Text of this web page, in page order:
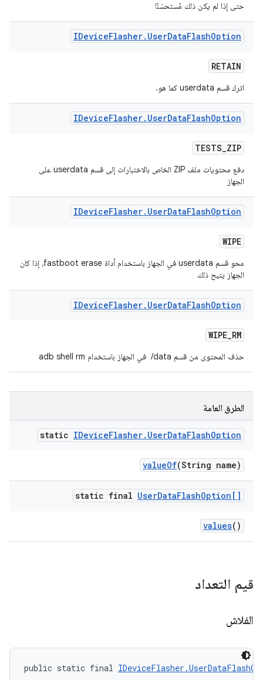
حتى إذا لم يكن ذلك مُستحسَنًا
IDeviceFlasher. UserDataFlashOption
RETAIN
اترك قسم userdata كما هو.
IDeviceFlasher. UserDataFlashOption
TESTS_ZIP
دفع محتويات ملف ZIP الخاص بالاختبارات إلى قسم userdata على
الجهاز
IDeviceFlasher. UserDataFlashOption
WIPE
محو قسم userdata في الجهاز باستخدام أداة fastboot erase، إذا كان
الجهاز يتيح ذلك
IDeviceFlasher. UserDataFlashOption
WIPE_RM
حذف المحتوى من قسم ‎ /data في الجهاز باستخدام adb shell rm
الطرق العامة
static IDeviceFlasher. UserDataFlashOption
valueOf(String name)
static final UserDataFlashOption[]
values()
قيم التعداد
الفلاش
public static final